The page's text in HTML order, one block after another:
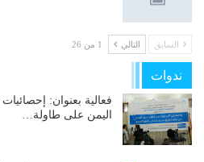
السابق التالي 1 من 26
ندوات
اليمن على طاولة…